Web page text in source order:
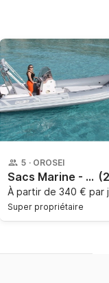
5 · OROSEI
Sacs Marine - Strider 10
À partir de 340 € par
Super propriétaire